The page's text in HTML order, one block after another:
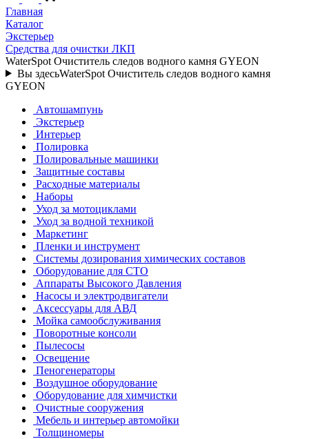
Главная
Каталог
Экстерьер
Средства для очистки ЛКП
WaterSpot Очиститель следов водного камня GYEON
Вы здесьWaterSpot Очиститель следов водного камня
GYEON
Автошампунь
Экстерьер
Интерьер
Полировка
Полировальные машинки
Защитные составы
Расходные материалы
Наборы
Уход за мотоциклами
Уход за водной техникой
Маркетинг
Пленки и инструмент
Системы дозирования химических составов
Оборудование для СТО
Аппараты Высокого Давления
Насосы и электродвигатели
Аксессуары для АВД
Мойка самообслуживания
Поворотные консоли
Пылесосы
Освещение
Пеногенераторы
Воздушное оборудование
Оборудование для химчистки
Очистные сооружения
Мебель и интерьер автомойки
Толщиномеры